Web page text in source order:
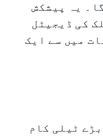
یہ پیشکش
کی ڈیجیٹل
میں سے ایک
ٹیلی کام